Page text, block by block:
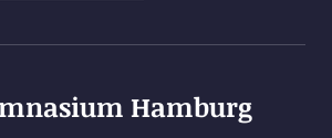
Hamburg